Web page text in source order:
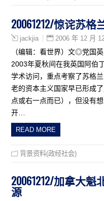
20061212/惊诧苏
jackjia 2006 年 12 月
（编辑：看世界）文◎党国
2003年夏秋间在我英国阿伯
学术访问，重点考察了苏格
老的资本主义国家早已形成
点或右一点而已），但没有
开…
READ MORE
背景资料(政经社会)
20061212/加拿大
源